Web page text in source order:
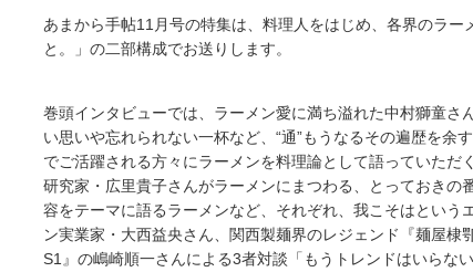
ple Watch スマートガ
イド［Series 3対応
版］
リンクアップ
あまから手帖11月号の特集は、料理人をはじめ、各界のラ
と。」の二部構成でお送りします。
巻頭インタビューでは、ラーメン愛に満ち溢れた中村獅童
い思いや忘れられない一杯など、“通”もうなるその遍歴を
でご活躍される方々にラーメンを料理論として語っていた
研究家・広里貴子さんがラーメンにまつわる、とっておき
容をテーマに語るラーメンなど、それぞれ、我こそはとい
ン実業家・大西益央さん、関西製麺界のレジェンド『麺屋
S1』の嶋崎順一さんによる3者対談「もうトレンドはいらな